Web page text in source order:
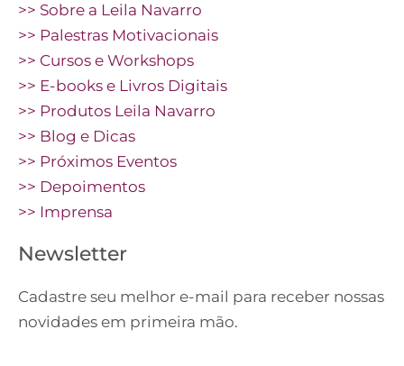
>> Sobre a Leila Navarro
>> Palestras Motivacionais
>> Cursos e Workshops
>> E-books e Livros Digitais
>> Produtos Leila Navarro
>> Blog e Dicas
>> Próximos Eventos
>> Depoimentos
>> Imprensa
Newsletter
Cadastre seu melhor e-mail para receber nossas
novidades em primeira mão.